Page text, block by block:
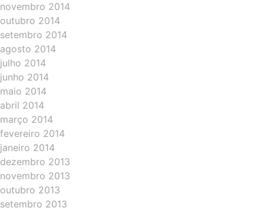
novembro 2014
outubro 2014
setembro 2014
agosto 2014
julho 2014
junho 2014
maio 2014
abril 2014
março 2014
fevereiro 2014
janeiro 2014
dezembro 2013
novembro 2013
outubro 2013
setembro 2013